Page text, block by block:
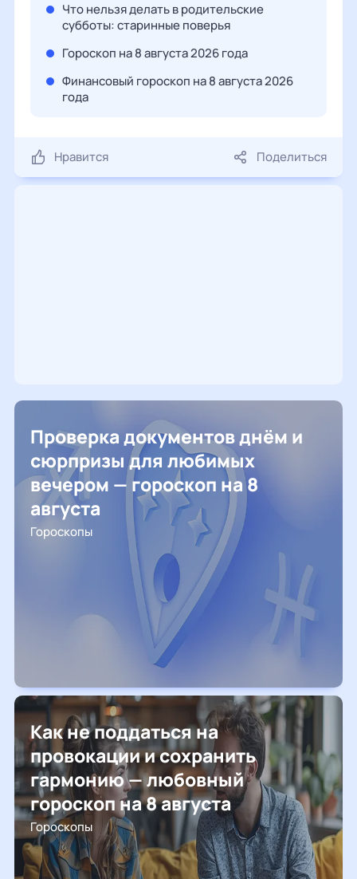
Что нельзя делать в родительские
субботы: старинные поверья
Гороскоп на 8 августа 2026 года
Финансовый гороскоп на 8 августа 2026
года
Нравится Поделиться
Проверка документов днём и
сюрпризы для любимых
вечером — гороскоп на 8
августа
Гороскопы
Как не поддаться на
провокации и сохранить
гармонию — любовный
гороскоп на 8 августа
Гороскопы